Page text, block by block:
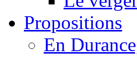
Propositions
En